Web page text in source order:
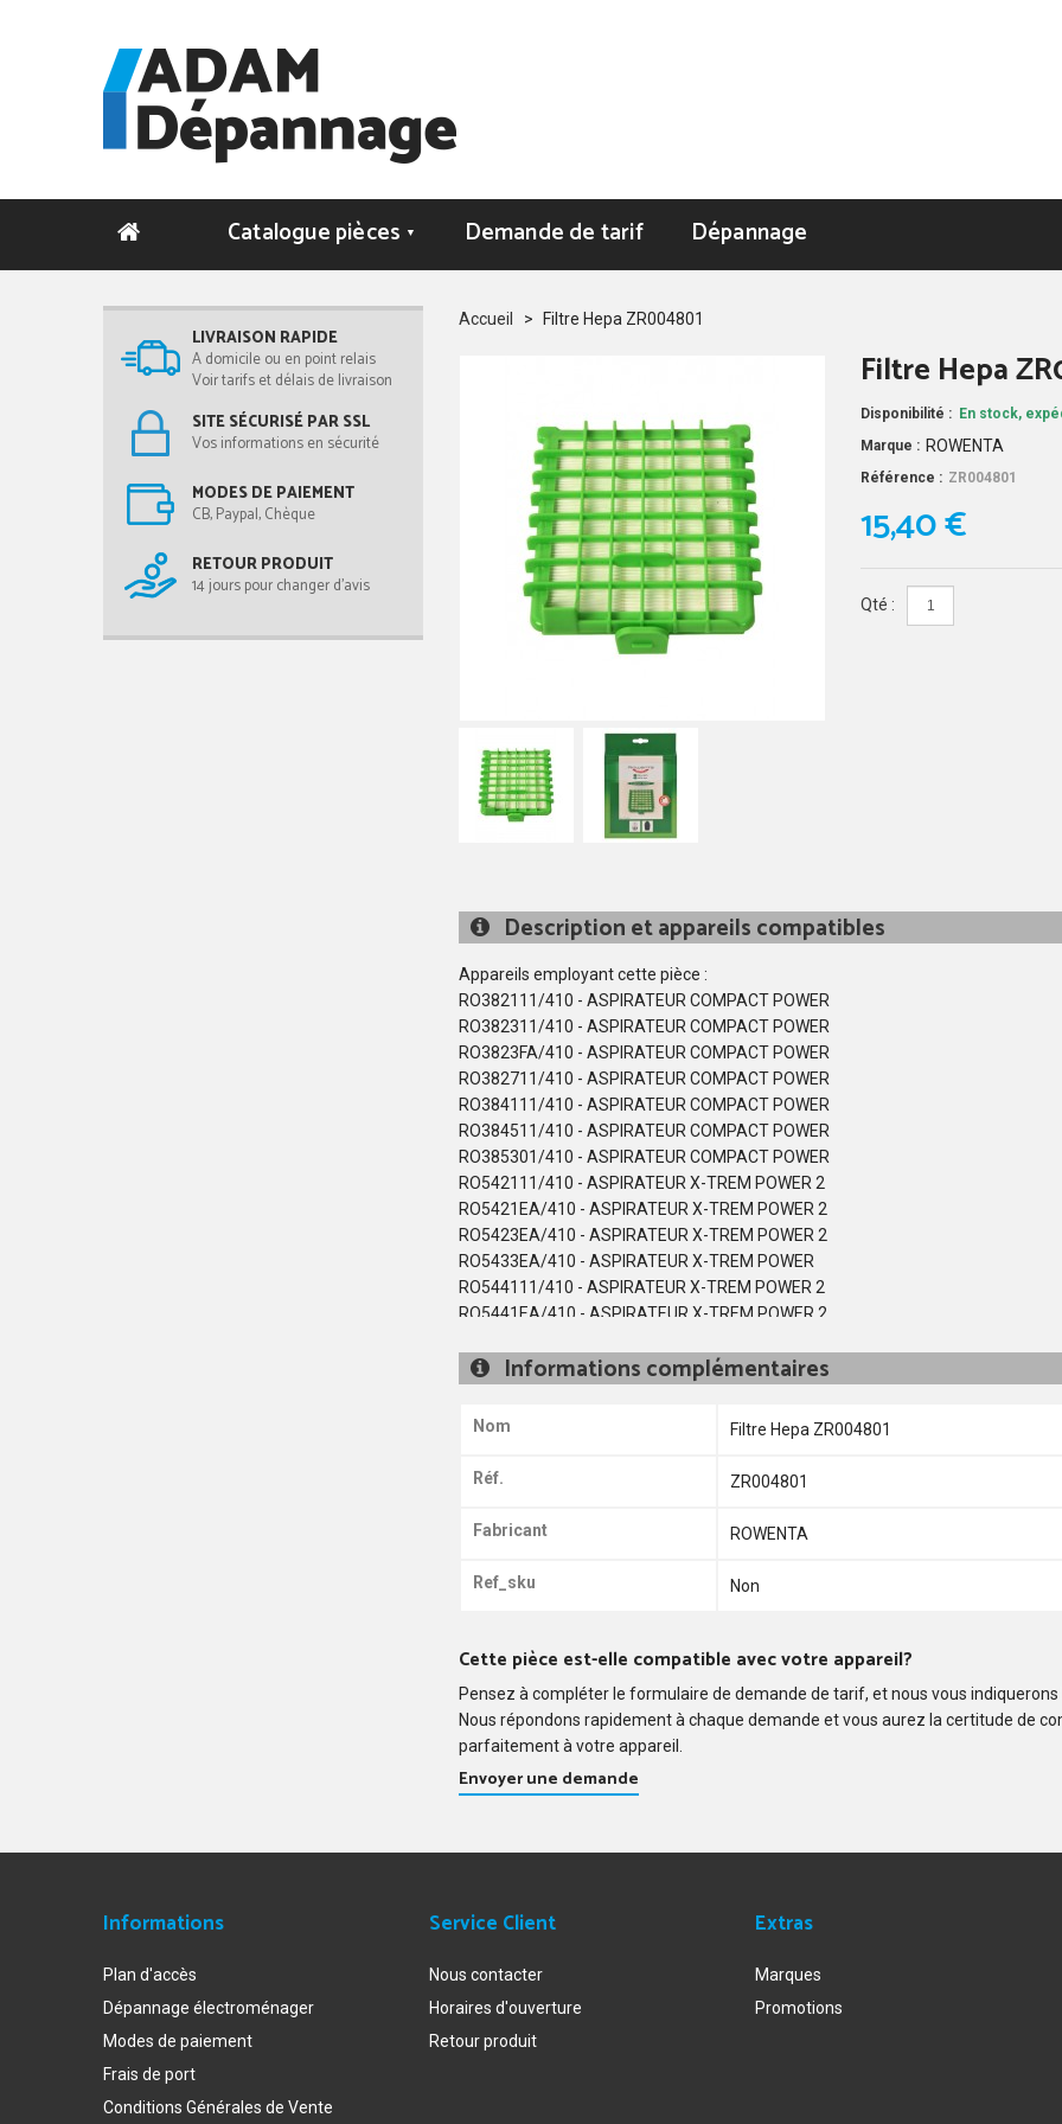
Catalogue pièces ▼ Demande de tarif Dépannage
Accueil > Filtre Hepa ZR004801
Filtre Hepa
Disponibilité : En stock,
Marque : ROWENTA
Référence : ZR004801
15,40 €
Qté :
Description et appareils compatibles
Appareils employant cette pièce :
RO382111/410 - ASPIRATEUR COMPACT POWER
RO382311/410 - ASPIRATEUR COMPACT POWER
RO3823FA/410 - ASPIRATEUR COMPACT POWER
RO382711/410 - ASPIRATEUR COMPACT POWER
RO384111/410 - ASPIRATEUR COMPACT POWER
RO384511/410 - ASPIRATEUR COMPACT POWER
RO385301/410 - ASPIRATEUR COMPACT POWER
RO542111/410 - ASPIRATEUR X-TREM POWER 2
RO5421EA/410 - ASPIRATEUR X-TREM POWER 2
RO5423EA/410 - ASPIRATEUR X-TREM POWER 2
RO5433EA/410 - ASPIRATEUR X-TREM POWER
RO544111/410 - ASPIRATEUR X-TREM POWER 2
RO5441EA/410 - ASPIRATEUR X-TREM POWER 2
RO5443EA/410 - ASPIRATEUR X-TREM POWER 2
RO5461EA/410 - ASPIRATEUR X-TREM POWER 2
RO546311/410 - ASPIRATEUR X-TREM POWER 2
RO5463EA/410 - ASPIRATEUR X-TREM POWER 2
RO547311/410 - ASPIRATEUR X-TREM POWER 2
RO5475EA/410 - ASPIRATEUR X-TREM POWER 2
Informations complémentaires
Nom Filtre Hepa ZR004801
Réf. ZR004801
Fabricant ROWENTA
Ref_sku Non
Cette pièce est-elle compatible avec votre appareil?
Pensez à compléter le formulaire de demande de tarif, et nous vous
Nous répondons rapidement à chaque demande et vous aurez la certitude de
parfaitement à votre appareil.
Envoyer une demande
LIVRAISON RAPIDE
A domicile ou en point relais
Voir tarifs et délais de livraison
SITE SÉCURISÉ PAR SSL
Vos informations en sécurité
MODES DE PAIEMENT
CB, Paypal, Chèque
RETOUR PRODUIT
14 jours pour changer d'avis
Informations
Plan d'accès
Dépannage électroménager
Modes de paiement
Frais de port
Conditions Générales de Vente
Service Client
Nous contacter
Horaires d'ouverture
Retour produit
Extras
Marques
Promotions